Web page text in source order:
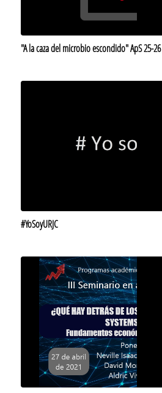
"A la caza del microbio escondido" ApS 25-26
#YoSoyURJC